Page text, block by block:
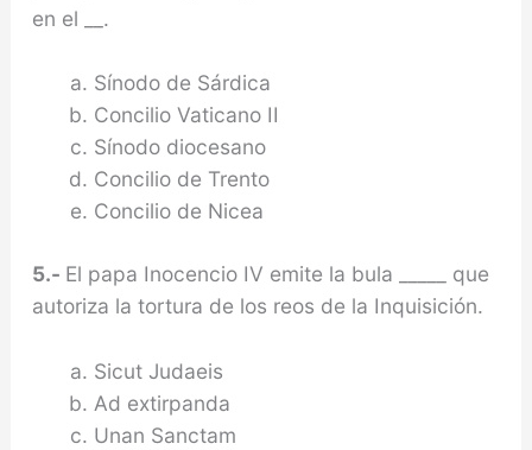
en el __.
Sínodo de Sárdica
Concilio Vaticano II
Sínodo diocesano
Concilio de Trento
Concilio de Nicea
5.- El papa Inocencio IV emite la bula _____ que
autoriza la tortura de los reos de la Inquisición.
Sicut Judaeis
Ad extirpanda
Unan Sanctam